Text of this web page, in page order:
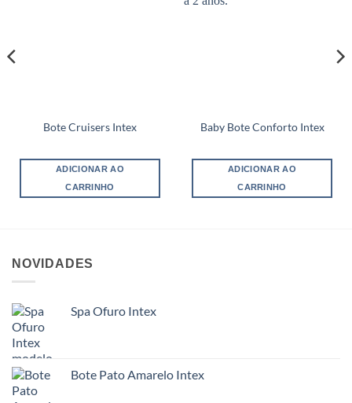
Bote Cruisers Intex
ADICIONAR AO
CARRINHO
Baby Bote Conforto Intex
ADICIONAR AO
CARRINHO
NOVIDADES
Spa Ofuro Intex
Bote Pato Amarelo Intex